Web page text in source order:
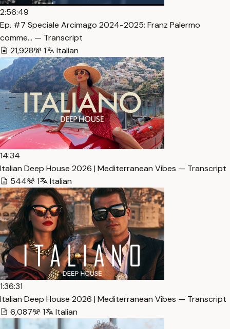
2:56:49
Ep. #7 Speciale Arcimago 2024-2025: Franz Palermo
comme… — Transcript
21,928
1 Italian
14:34
Italian Deep House 2026 | Mediterranean Vibes — Transcript
544
1 Italian
1:36:31
Italian Deep House 2026 | Mediterranean Vibes — Transcript
6,087
1 Italian